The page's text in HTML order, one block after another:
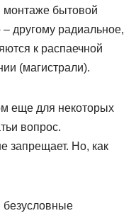
монтаже бытовой
другому радиальное,
к распаечной
(магистрали).
еще для некоторых
вопрос.
запрещает. Но, как